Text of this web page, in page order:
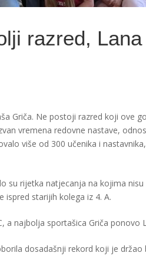
razred,
Griča. Ne postoji razred koji ove
vremena redovne nastave,
više od 300 učenika i
su rijetka natjecanja na kojima
starijih kolega iz 4. A.
a najbolja sportašica Griča ponovo
dosadašnji rekord koji je držao